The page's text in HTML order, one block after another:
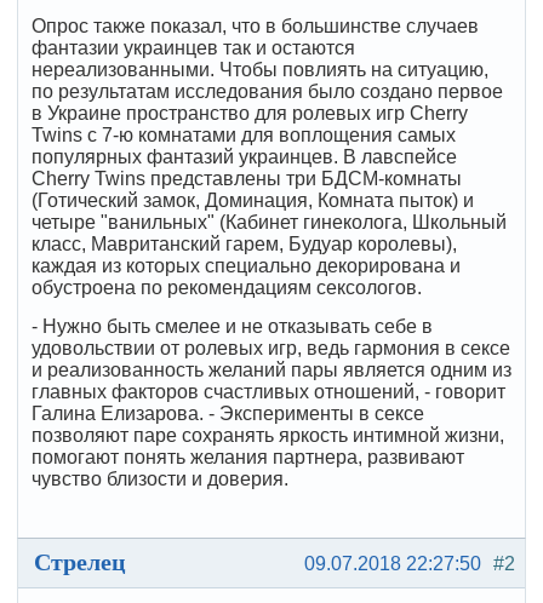
Опрос также показал, что в большинстве случаев
фантазии украинцев так и остаются
нереализованными. Чтобы повлиять на ситуацию,
по результатам исследования было создано первое
в Украине пространство для ролевых игр Сherry
Twins с 7-ю комнатами для воплощения самых
популярных фантазий украинцев. В лавспейсе
Cherry Twins представлены три БДСМ-комнаты
(Готический замок, Доминация, Комната пыток) и
четыре "ванильных" (Кабинет гинеколога, Школьный
класс, Мавританский гарем, Будуар королевы),
каждая из которых специально декорирована и
обустроена по рекомендациям сексологов.
- Нужно быть смелее и не отказывать себе в
удовольствии от ролевых игр, ведь гармония в сексе
и реализованность желаний пары является одним из
главных факторов счастливых отношений, - говорит
Галина Елизарова. - Эксперименты в сексе
позволяют паре сохранять яркость интимной жизни,
помогают понять желания партнера, развивают
чувство близости и доверия.
#2
09.07.2018 22:27:50
Стрелец